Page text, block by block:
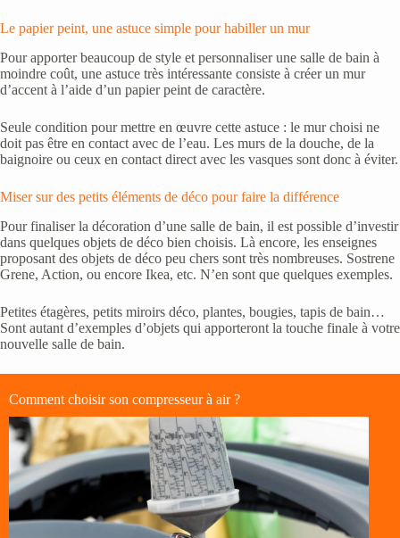
Le papier peint, une astuce simple pour habiller un mur
Pour apporter beaucoup de style et personnaliser une salle de bain à
moindre coût, une astuce très intéressante consiste à créer un mur
d’accent à l’aide d’un papier peint de caractère.
Seule condition pour mettre en œuvre cette astuce : le mur choisi ne
doit pas être en contact avec de l’eau. Les murs de la douche, de la
baignoire ou ceux en contact direct avec les vasques sont donc à éviter.
Miser sur des petits éléments de déco pour faire la différence
Pour finaliser la décoration d’une salle de bain, il est possible d’investir
dans quelques objets de déco bien choisis. Là encore, les enseignes
proposant des objets de déco peu chers sont très nombreuses. Sostrene
Grene, Action, ou encore Ikea, etc. N’en sont que quelques exemples.
Petites étagères, petits miroirs déco, plantes, bougies, tapis de bain…
Sont autant d’exemples d’objets qui apporteront la touche finale à votre
nouvelle salle de bain.
Comment choisir son compresseur à air ?